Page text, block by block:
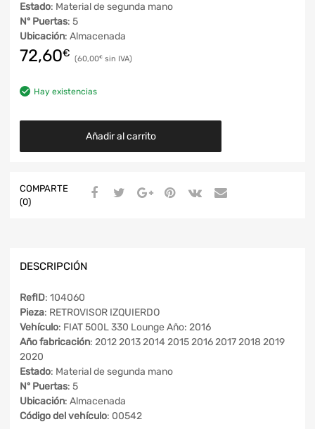
Estado: Material de segunda mano
Nº Puertas: 5
Ubicación: Almacenada
72,60€ 60,00€
Hay existencias
Añadir al carrito
COMPARTE
(0)
DESCRIPCIÓN
RefID: 104060
Pieza: RETROVISOR IZQUIERDO
Vehículo: FIAT 500L 330 Lounge Año: 2016
Año fabricación: 2012 2013 2014 2015 2016 2017 2018 2019
2020
Estado: Material de segunda mano
Nº Puertas: 5
Ubicación: Almacenada
Código del vehículo: 00542